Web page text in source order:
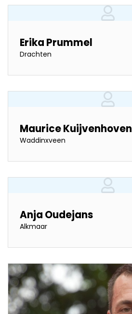
Erika Prummel
Drachten
Maurice Kuijvenhoven
Waddinxveen
Anja Oudejans
Alkmaar